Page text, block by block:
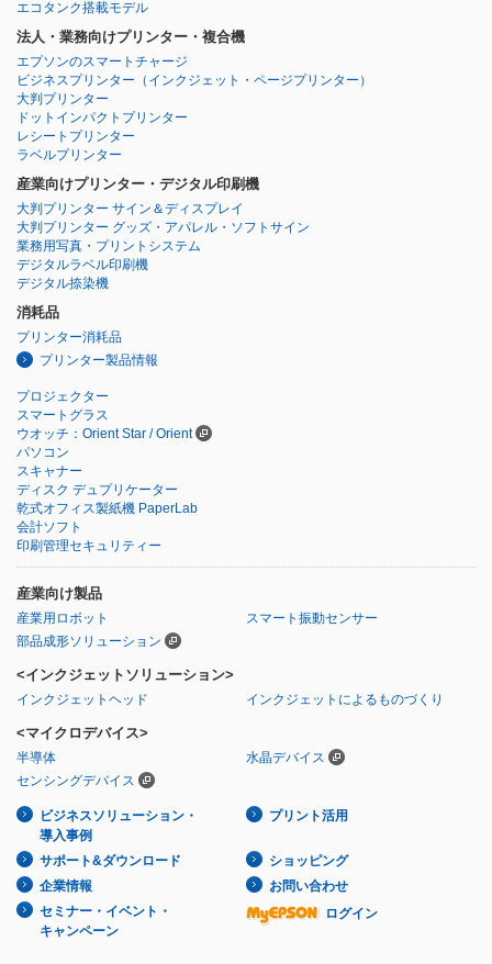
エコタンク搭載モデル
法人・業務向けプリンター・複合機
エプソンのスマートチャージ
ビジネスプリンター （インクジェット・ページプリンター）
大判プリンター
ドットインパクトプリンター
レシートプリンター
ラベルプリンター
産業向けプリンター・デジタル印刷機
大判プリンター サイン＆ディスプレイ
大判プリンター グッズ・アパレル・ソフトサイン
業務用写真・プリントシステム
デジタルラベル印刷機
デジタル捺染機
消耗品
プリンター消耗品
プリンター製品情報
プロジェクター
スマートグラス
ウオッチ：Orient Star / Orient
パソコン
スキャナー
ディスク デュプリケーター
乾式オフィス製紙機 PaperLab
会計ソフト
印刷管理セキュリティー
産業向け製品
産業用ロボット
スマート振動センサー
部品成形ソリューション
<インクジェットソリューション>
インクジェットヘッド インクジェットによるものづくり
<マイクロデバイス>
半導体
水晶デバイス
センシングデバイス
ビジネスソリューション・
導入事例
プリント活用
サポート&ダウンロード
ショッピング
企業情報
お問い合わせ
セミナー・イベント・
キャンペーン
ログイン